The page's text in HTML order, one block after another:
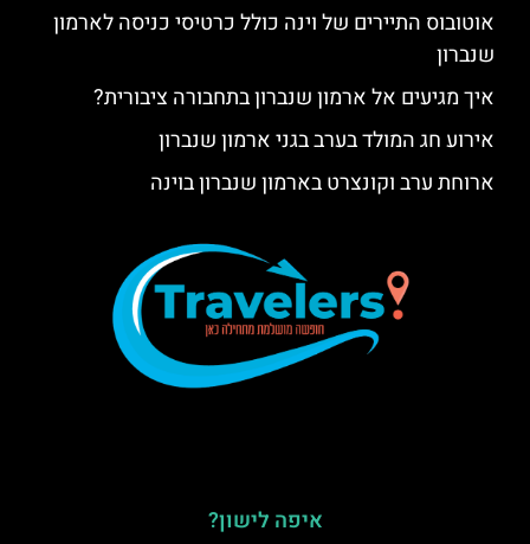
אוטובוס התיירים של וינה כולל כרטיסי כניסה לארמון
שנברון
איך מגיעים אל ארמון שנברון בתחבורה ציבורית?
אירוע חג המולד בערב בגני ארמון שנברון
ארוחת ערב וקונצרט בארמון שנברון בוינה
איפה לישון?